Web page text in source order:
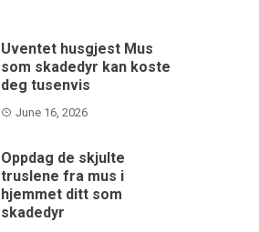
Uventet husgjest Mus
som skadedyr kan koste
deg tusenvis
June 16, 2026
Oppdag de skjulte
truslene fra mus i
hjemmet ditt som
skadedyr